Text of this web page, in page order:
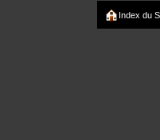
Index du